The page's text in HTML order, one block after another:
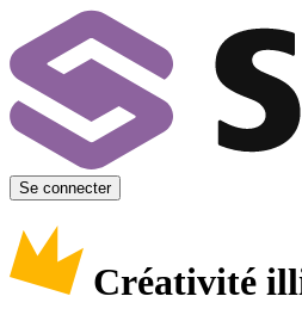
Se connecter
Créativité